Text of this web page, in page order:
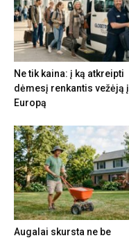
Ne tik kaina: į ką atkreipti
dėmesį renkantis vežėją į
Europą
Augalai skursta ne be